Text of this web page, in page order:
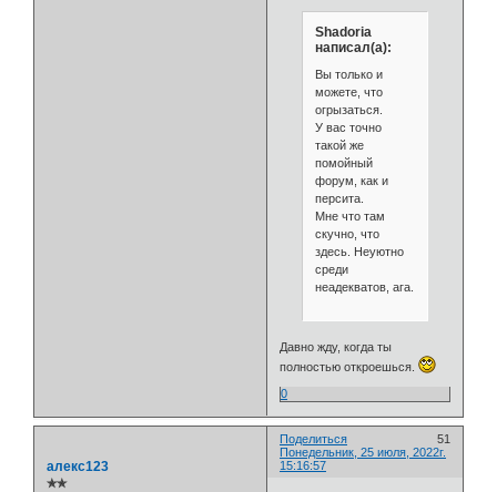
Shadoria
написал(а):
Вы только и
можете, что
огрызаться.
У вас точно
такой же
помойный
форум, как и
персита.
Мне что там
скучно, что
здесь. Неуютно
среди
неадекватов, ага.
Давно жду, когда ты
полностью откроешься.
0
Поделиться
51
Понедельник, 25 июля, 2022г.
15:16:57
алекс123
✯✯